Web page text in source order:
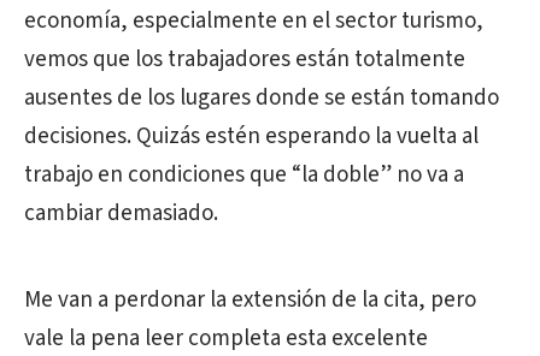
economía, especialmente en el sector turismo,
vemos que los trabajadores están totalmente
ausentes de los lugares donde se están tomando
decisiones. Quizás estén esperando la vuelta al
trabajo en condiciones que “la doble” no va a
cambiar demasiado.
Me van a perdonar la extensión de la cita, pero
vale la pena leer completa esta excelente